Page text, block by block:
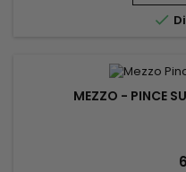

MEZZO - PINCE